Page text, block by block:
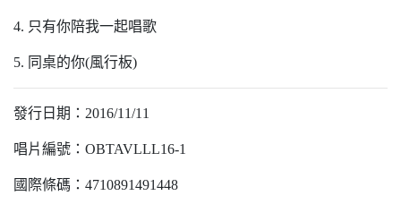
4. 只有你陪我一起唱歌
5. 同桌的你(風行板)
發行日期：2016/11/11
唱片編號：OBTAVLLL16-1
國際條碼：4710891491448